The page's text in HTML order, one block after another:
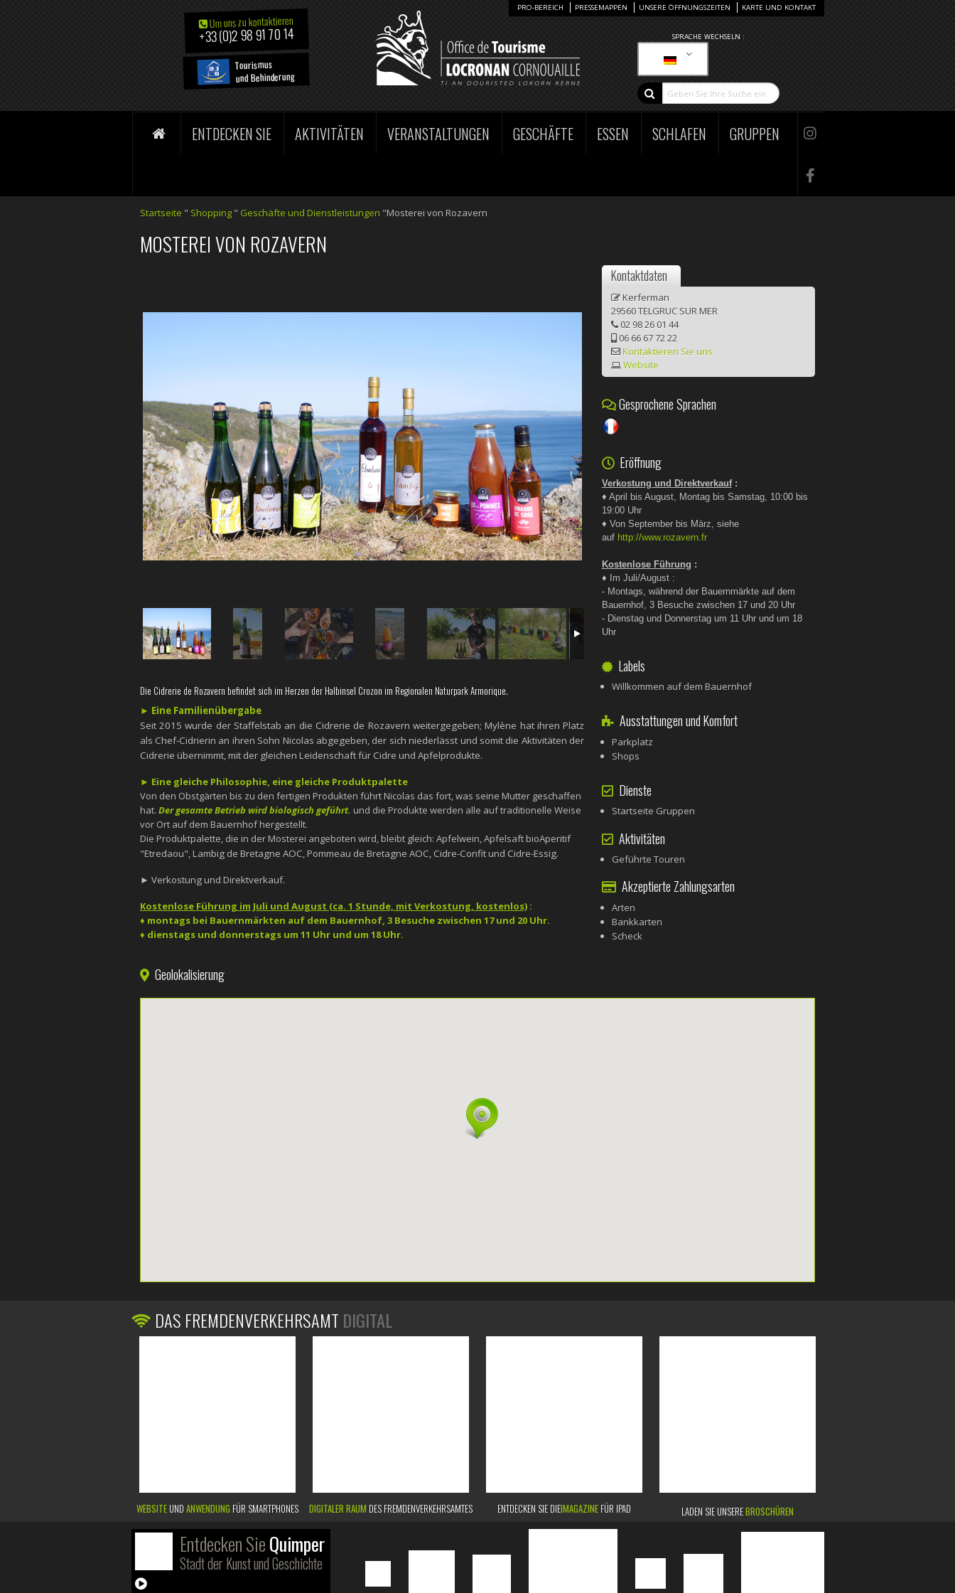
Um uns zu kontaktieren
+33 (0)2 98 91 70 14
Tourismus
und Behinderung
SPRACHE WECHSELN :
PRO-BEREICH PRESSEMAPPEN UNSERE ÖFFNUNGSZEITEN KARTE UND KONTAKT
ENTDECKEN SIE AKTIVITÄTEN VERANSTALTUNGEN GESCHÄFTE ESSEN SCHLAFEN GRUPPEN
Startseite " Shopping" Geschäfte und Dienstleistungen "Mosterei von Rozavern
MOSTEREI VON ROZAVERN
Die Cidrerie de Rozavern befindet sich im Herzen der Halbinsel Crozon im Regionalen Naturpark Armorique.
► Eine Familienübergabe
Seit 2015 wurde der Staffelstab an die Cidrerie de Rozavern weitergegeben; Mylène hat ihren Platz
als Chef-Cidrierin an ihren Sohn Nicolas abgegeben, der sich niederlässt und somit die Aktivitäten der
Cidrerie übernimmt, mit der gleichen Leidenschaft für Cidre und Apfelprodukte.
► Eine gleiche Philosophie, eine gleiche Produktpalette
Von den Obstgärten bis zu den fertigen Produkten führt Nicolas das fort, was seine Mutter geschaffen
hat. Der gesamte Betrieb wird biologisch geführt. und die Produkte werden alle auf traditionelle Weise
vor Ort auf dem Bauernhof hergestellt.
Die Produktpalette, die in der Mosterei angeboten wird, bleibt gleich: Apfelwein, ApfelsaftbioAperitif
"Etredaou",Lambig de Bretagne AOC, Pommeau de Bretagne AOC, Cidre-Confit und Cidre-Essig.
► Verkostung und Direktverkauf.
Kostenlose Führung im Juli und August (ca. 1 Stunde, mit Verkostung, kostenlos):
♦ montags bei Bauernmärkten auf dem Bauernhof, 3 Besuche zwischen 17 und 20 Uhr.
♦ dienstags und donnerstags um 11 Uhr und um 18 Uhr.
Kontaktdaten
Kerferman
29560 TELGRUC SUR MER
02 98 26 01 44
06 66 67 72 22
Kontaktieren Sie uns
Website
Gesprochene Sprachen
Eröffnung
Verkostung und Direktverkauf:
♦ April bis August, Montag bis Samstag, 10:00 bis
19:00 Uhr
♦ Von September bis März, siehe
auf http://www.rozavern.fr
Kostenlose Führung :
♦
Im Juli/August :
- Montags, während der Bauernmärkte auf dem
Bauernhof, 3 Besuche zwischen 17 und 20 Uhr
- Dienstag und Donnerstag um 11 Uhr und um 18
Uhr
Labels
Willkommen auf dem Bauernhof
Ausstattungen und Komfort
Parkplatz
Shops
Dienste
Startseite Gruppen
Aktivitäten
Geführte Touren
Akzeptierte Zahlungsarten
Arten
Bankkarten
Scheck
Geolokalisierung
DAS FREMDENVERKEHRSAMT DIGITAL
WEBSITE UNDANWENDUNG FÜR SMARTPHONES DIGITALER RAUM DES FREMDENVERKEHRSAMTES ENTDECKEN SIE DIEIMAGAZINEFÜR IPAD LADEN SIE UNSEREBROSCHÜREN
Entdecken SieQuimper
Stadt der Kunst und Geschichte